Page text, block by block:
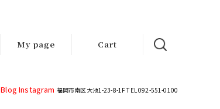
My page Cart
Blog Instagram 福岡市南区大池1-23-8-1F TEL 092-551-0100